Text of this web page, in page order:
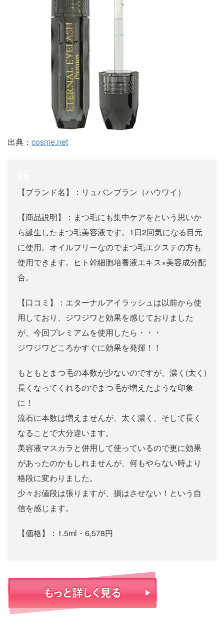
出典： cosme.net
【ブランド名】：リュバンブラン（ハウワイ）
【商品説明】：まつ毛にも集中ケアをという思いか
ら誕生したまつ毛美容液です。1日2回気になる目元
に使用。オイルフリーなのでまつ毛エクステの方も
使用できます。ヒト幹細胞培養液エキス×美容成分配
合。
【口コミ】：エターナルアイラッシュは以前から使
用しており、ジワジワと効果を感じておりました
が、今回プレミアムを使用したら・・・
ジワジワどころかすぐに効果を発揮！！
もともとまつ毛の本数が少ないのですが、濃く(太く)
長くなってくれるのでまつ毛が増えたような印象
に！
流石に本数は増えませんが、太く濃く、そして長く
なることで大分違います。
美容液マスカラと併用して使っているので更に効果
があったのかもしれませんが、何もやらない時より
格段に変わりました。
少々お値段は張りますが、損はさせない！という自
信を感じます。
【価格】：1.5ml・6,578円